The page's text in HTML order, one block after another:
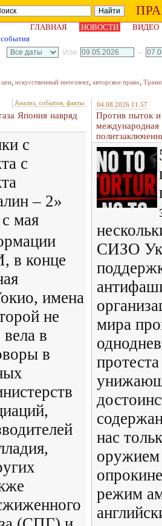
ГЛАВНАЯ НОВОСТИ
ВИДЕО
Или: –
цен, искусственный интеллект, авторское право, Трамп
Анализ, события, факты
Япония навряд
с
с
– 2»
мая
в конце
имена
не
в
в
04.08.2026 11:57
Против пыток и
международная
СИЗО
мира
нас
оружием
режим